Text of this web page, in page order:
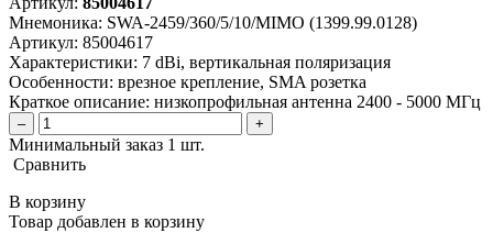
Мнемоника: SWA-2459/360/5/10/MIMO (1399.99.0128)
Артикул: 85004617
Характеристики: 7 dBi, вертикальная поляризация
Особенности: врезное крепление, SMA розетка
Краткое описание: низкопрофильная антенна 2400 - 5000 МГц
– +
Минимальный заказ 1 шт.
Сравнить
В корзину
Товар добавлен в корзину